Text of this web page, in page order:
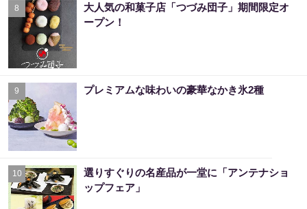
8
大人気の和菓子店「つづみ団子」期間限定オ
ープン！
9 プレミアムな味わいの豪華なかき氷2種
10
選りすぐりの名産品が一堂に「アンテナショ
ップフェア」